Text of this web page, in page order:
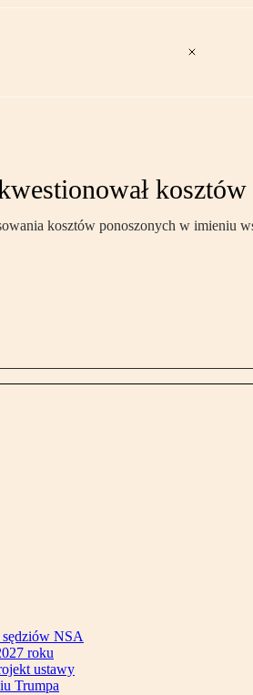
kosztów
kosztów ponoszonych w imieniu
NSA
roku
ustawy
Trumpa